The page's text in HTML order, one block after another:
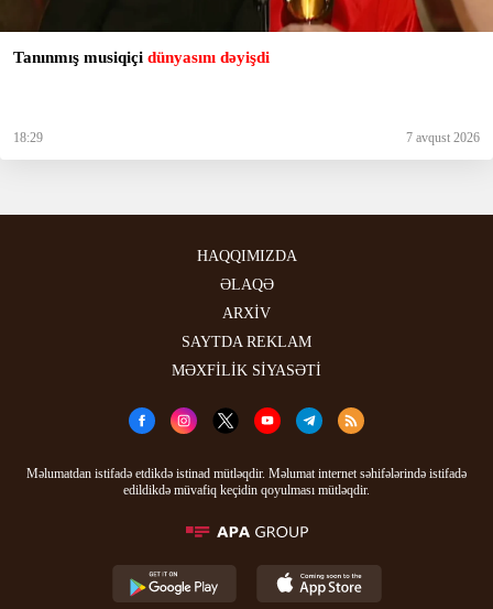
Tanınmış musiqiçi dünyasını dəyişdi
18:29 7 avqust 2026
HAQQIMIZDA
ƏLAQƏ
ARXİV
SAYTDA REKLAM
MƏXFİLİK SİYASƏTİ
Məlumatdan istifadə etdikdə istinad mütləqdir. Məlumat internet səhifələrində istifadə
edildikdə müvafiq keçidin qoyulması mütləqdir.